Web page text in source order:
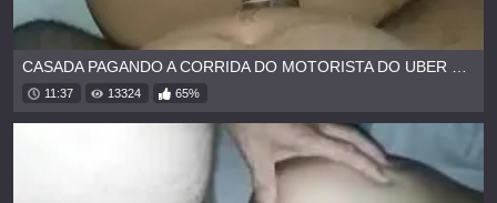
11:37 13324 65%